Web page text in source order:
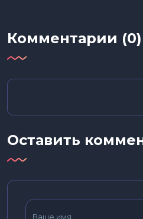
Комментарии (0)
Оставить